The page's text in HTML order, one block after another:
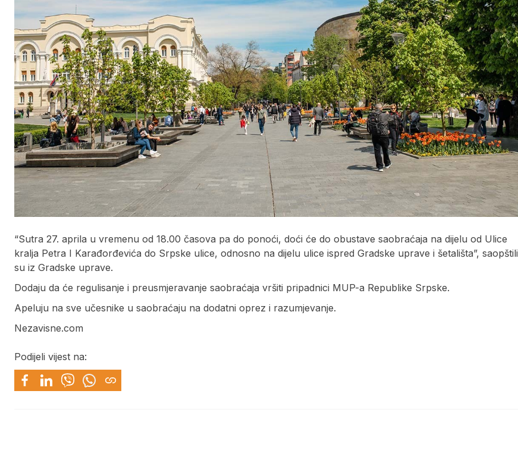
“Sutra 27. aprila u vremenu od 18.00 časova pa do ponoći, doći će do obustave saobraćaja na dijelu od Ulice
kralja Petra I Karađorđevića do Srpske ulice, odnosno na dijelu ulice ispred Gradske uprave i šetališta”, saopštili
su iz Gradske uprave.
Dodaju da će regulisanje i preusmjeravanje saobraćaja vršiti pripadnici MUP-a Republike Srpske.
Apeluju na sve učesnike u saobraćaju na dodatni oprez i razumjevanje.
Nezavisne.com
Podijeli vijest na: